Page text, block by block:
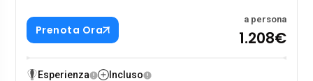
Prenota Ora
a persona
1.208€
Esperienza Incluso